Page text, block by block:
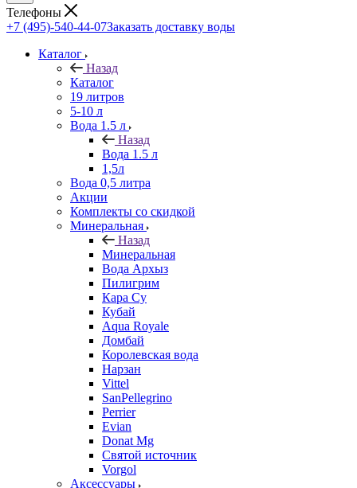
Телефоны
+7 (495)-540-44-07Заказать доставку воды
Каталог
Назад
Каталог
19 литров
5-10 л
Вода 1.5 л
Назад
Вода 1.5 л
1,5л
Вода 0,5 литра
Акции
Комплекты со скидкой
Минеральная
Назад
Минеральная
Вода Архыз
Пилигрим
Кара Су
Кубай
Aqua Royale
Домбай
Королевская вода
Нарзан
Vittel
SanPellegrino
Perrier
Evian
Donat Mg
Святой источник
Vorgol
Аксессуары